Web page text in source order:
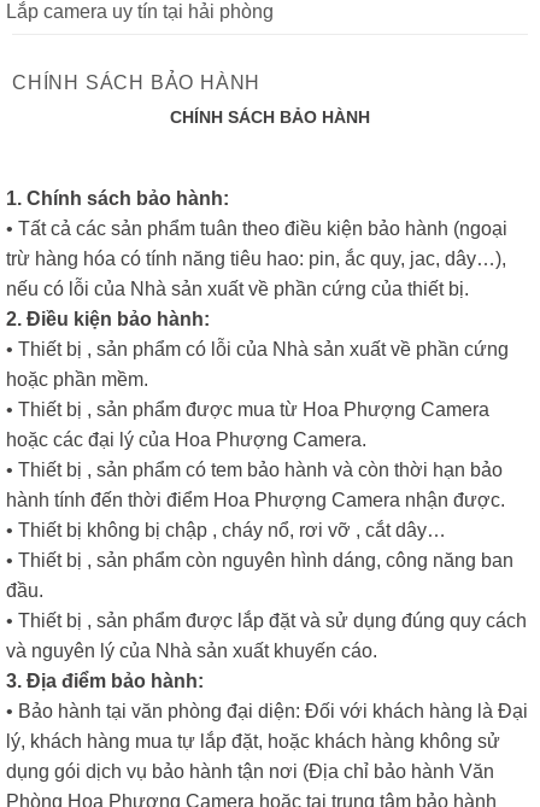
Lắp camera uy tín tại hải phòng
CHÍNH SÁCH BẢO HÀNH
CHÍNH SÁCH BẢO HÀNH
1. Chính sách bảo hành:
• Tất cả các sản phẩm tuân theo điều kiện bảo hành (ngoại
trừ hàng hóa có tính năng tiêu hao: pin, ắc quy, jac, dây…),
nếu có lỗi của Nhà sản xuất về phần cứng của thiết bị.
2. Điều kiện bảo hành:
• Thiết bị , sản phẩm có lỗi của Nhà sản xuất về phần cứng
hoặc phần mềm.
• Thiết bị , sản phẩm được mua từ Hoa Phượng Camera
hoặc các đại lý của Hoa Phượng Camera.
• Thiết bị , sản phẩm có tem bảo hành và còn thời hạn bảo
hành tính đến thời điểm Hoa Phượng Camera nhận được.
• Thiết bị không bị chập , cháy nổ, rơi vỡ , cắt dây…
• Thiết bị , sản phẩm còn nguyên hình dáng, công năng ban
đầu.
• Thiết bị , sản phẩm được lắp đặt và sử dụng đúng quy cách
và nguyên lý của Nhà sản xuất khuyến cáo.
3. Địa điểm bảo hành:
• Bảo hành tại văn phòng đại diện: Đối với khách hàng là Đại
lý, khách hàng mua tự lắp đặt, hoặc khách hàng không sử
dụng gói dịch vụ bảo hành tận nơi (Địa chỉ bảo hành Văn
Phòng Hoa Phượng Camera hoặc tại trung tâm bảo hành